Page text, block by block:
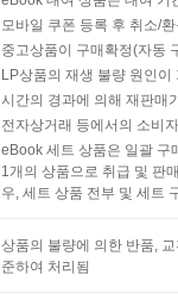
모바일 쿠폰 등록 후 취소/
중고상품이 구매확정(자동
LP상품의 재생 불량 원인
시간의 경과에 의해 재판매
전자상거래 등에서의 소비
eBook 세트 상품은 일괄 구
1개의 상품으로 취급 및 판
우, 세트 상품 전부 및 세트
상품의 불량에 의한 반품,
준하여 처리됨